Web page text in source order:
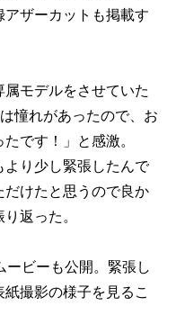
ザーカットも掲載す
モデルをさせていた
憧れがあったので、お
です！」と感激。
より少し緊張したんで
けたと思うので良か
返った。
ビーも公開。緊張し
撮影の様子を見るこ